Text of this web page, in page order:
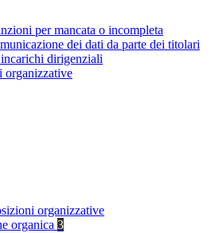
per mancata o incompleta
dei dati da parte dei titolari
dirigenziali
organizzative
organizzative
organica 3